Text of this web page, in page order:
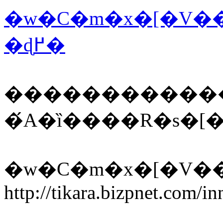
�ɖ߂�
http://tikara.bizpnet.com/